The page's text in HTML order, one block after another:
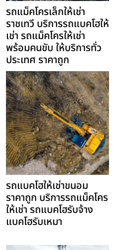
รถแม็คโครเล็กให้เช่า
ราชเทวี บริการรถแบคโฮให้
เช่า รถแม็คโครให้เช่า
พร้อมคนขับ ให้บริการทั่ว
ประเทศ ราคาถูก
รถแบคโฮให้เช่าขนอม
ราคาถูก บริการรถแม็คโคร
ให้เช่า รถแบคโฮรับจ้าง
แบคโฮรับเหมา